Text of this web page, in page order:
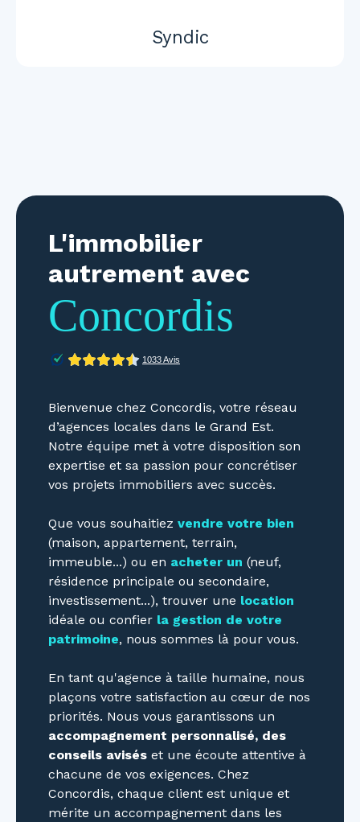
Syndic
L'immobilier
autrement avec
Concordis
Bienvenue chez Concordis, votre réseau
d’agences locales dans le Grand Est.
Notre équipe met à votre disposition son
expertise et sa passion pour concrétiser
vos projets immobiliers avec succès.
Que vous souhaitiez vendre votre bien
(maison, appartement, terrain,
immeuble...) ou en acheter un (neuf,
résidence principale ou secondaire,
investissement...), trouver une location
idéale ou confier la gestion de votre
patrimoine, nous sommes là pour vous.
En tant qu'agence à taille humaine, nous
plaçons votre satisfaction au cœur de nos
priorités. Nous vous garantissons un
accompagnement personnalisé, des
conseils avisés et une écoute attentive à
chacune de vos exigences. Chez
Concordis, chaque client est unique et
mérite un accompagnement dans les